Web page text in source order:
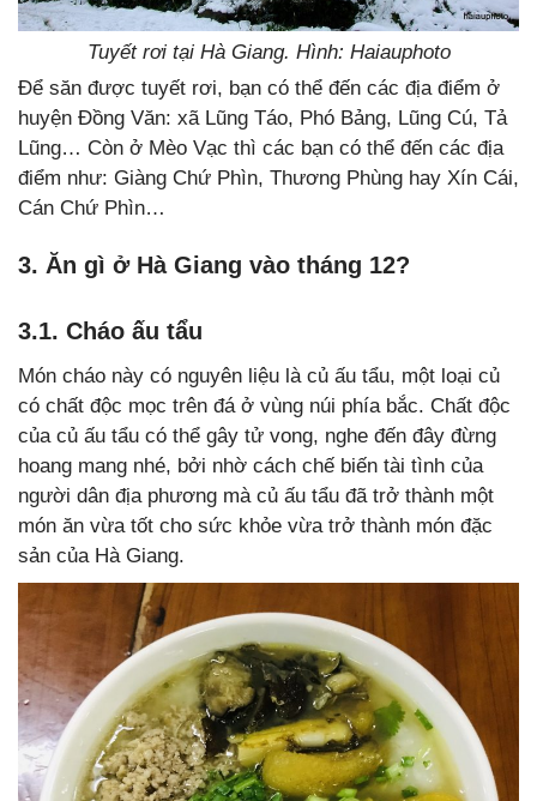
Tuyết rơi tại Hà Giang. Hình: Haiauphoto
Để săn được tuyết rơi, bạn có thể đến các địa điểm ở
huyện Đồng Văn: xã Lũng Táo, Phó Bảng, Lũng Cú, Tả
Lũng… Còn ở Mèo Vạc thì các bạn có thể đến các địa
điểm như: Giàng Chứ Phìn, Thương Phùng hay Xín Cái,
Cán Chứ Phìn…
3. Ăn gì ở Hà Giang vào tháng 12?
3.1. Cháo ấu tẩu
Món cháo này có nguyên liệu là củ ấu tẩu, một loại củ
có chất độc mọc trên đá ở vùng núi phía bắc. Chất độc
của củ ấu tẩu có thể gây tử vong, nghe đến đây đừng
hoang mang nhé, bởi nhờ cách chế biến tài tình của
người dân địa phương mà củ ấu tẩu đã trở thành một
món ăn vừa tốt cho sức khỏe vừa trở thành món đặc
sản của Hà Giang.